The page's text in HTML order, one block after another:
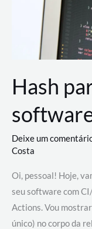
desenvolvimento
Hash
Deixe um
Costa
Oi, pessoal! Hoje,
seu software com
Actions. Vou
único) no corpo da